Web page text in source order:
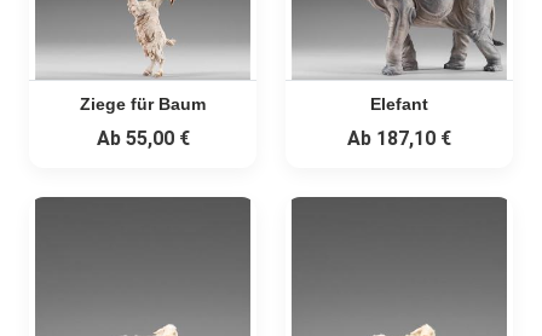
Ziege für Baum
Ab55,00 €
Elefant
Ab 187,10 €